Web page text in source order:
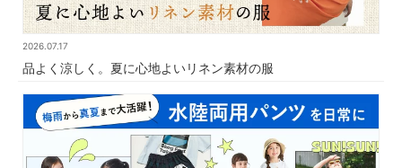
2026.07.17
品よく涼しく。夏に心地よいリネン素材の服